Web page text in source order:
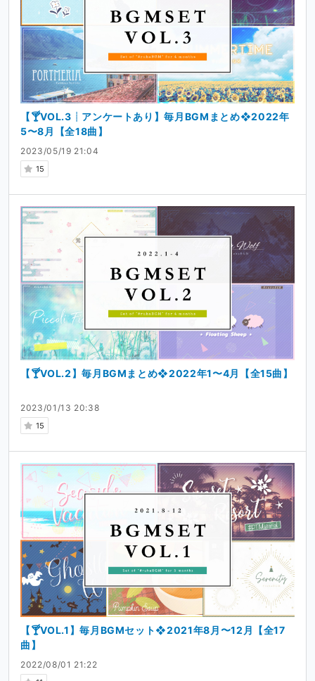
2023/05/19 21:04
15
【🍸VOL.3┊アンケートあり】毎月BGMまとめ❖2022年
5〜8月【全18曲】
2023/01/13 20:38
15
【🍸VOL.2】毎月BGMまとめ❖2022年1〜4月【全15曲】
2022/08/01 21:22
【🍸VOL.1】毎月BGMセット❖2021年8月〜12月【全17
曲】